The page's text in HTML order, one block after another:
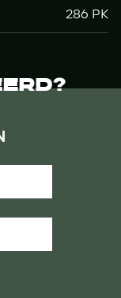
286 PK